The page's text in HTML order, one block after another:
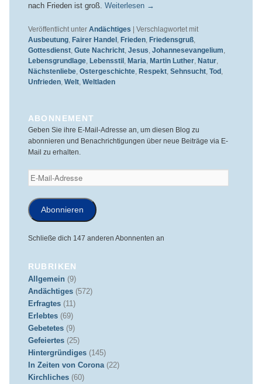
nach Frieden ist groß. Weiterlesen →
Veröffentlicht unter Andächtiges | Verschlagwortet mit
Ausbeutung, Fairer Handel, Frieden, Friedensgruß,
Gottesdienst, Gute Nachricht, Jesus Johannesevangelium
Lebensgrundlage, Lebensstil, Maria Martin Luther, Natur,
Nächstenliebe, Ostergeschichte, Respekt, Sehnsucht, Tod,
Unfrieden, Welt, Weltladen
ABONNEMENT
Geben Sie ihre E-Mail-Adresse an, um diesen Blog zu
abonnieren und Benachrichtigungen über neue Beiträge via E-
Mail zu erhalten.
E-
Mail-
Adresse
Abonnieren
Schließe dich 147 anderen Abonnenten an
RUBRIKEN
Allgemein (9)
Andächtiges(572)
Erfragtes(11)
Erlebtes(69)
Gebetetes(9)
Gefeiertes(25)
Hintergründiges(145)
In Zeiten von Corona(22)
Kirchliches(60)